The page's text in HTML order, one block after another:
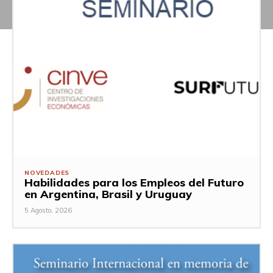
NOVEDADES
Habilidades para los Empleos del Futuro
en Argentina, Brasil y Uruguay
5 Agosto, 2026